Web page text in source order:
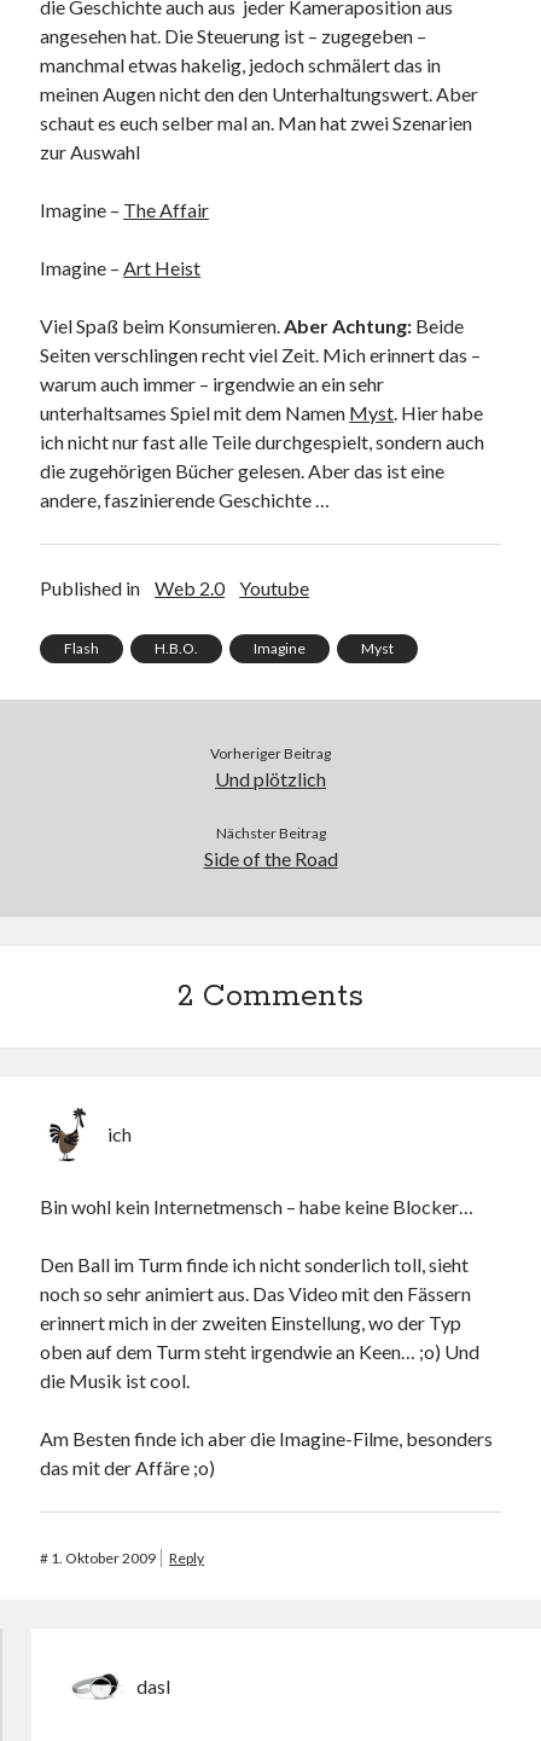
die Geschichte auch aus jeder Kameraposition aus
angesehen hat. Die Steuerung ist – zugegeben –
manchmal etwas hakelig, jedoch schmälert das in
meinen Augen nicht den den Unterhaltungswert. Aber
schaut es euch selber mal an. Man hat zwei Szenarien
zur Auswahl
Imagine – The Affair
Imagine –Art Heist
Viel Spaß beim Konsumieren.Aber Achtung: Beide
Seiten verschlingen recht viel Zeit. Mich erinnert das –
warum auch immer – irgendwie an ein sehr
unterhaltsames Spiel mit dem Namen Myst. Hier habe
ich nicht nur fast alle Teile durchgespielt, sondern auch
die zugehörigen Bücher gelesen. Aber das ist eine
andere, faszinierende Geschichte …
Published in Web 2.0 Youtube
Flash H.B.O. Imagine Myst
Vorheriger Beitrag
Und plötzlich
Nächster Beitrag
Side of the Road
2 Comments
ich
Bin wohl kein Internetmensch – habe keine Blocker…
Den Ball im Turm finde ich nicht sonderlich toll, sieht
noch so sehr animiert aus. Das Video mit den Fässern
erinnert mich in der zweiten Einstellung, wo der Typ
oben auf dem Turm steht irgendwie an Keen… ;o) Und
die Musik ist cool.
Am Besten finde ich aber die Imagine-Filme, besonders
das mit der Affäre ;o)
# 1. Oktober 2009 Reply
dasI